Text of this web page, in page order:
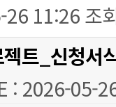
26 11:26 조
트_신청서
: 2026-05-